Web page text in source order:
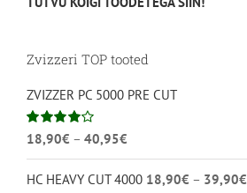
Zvizzeri TOP tooted
ZVIZZER PC 5000 PRE CUT
Hinnanguga
4.00
18,90€ – 40,95€
18,90€
kuni
HC HEAVY CUT 4000 18,90€ – 39,90€